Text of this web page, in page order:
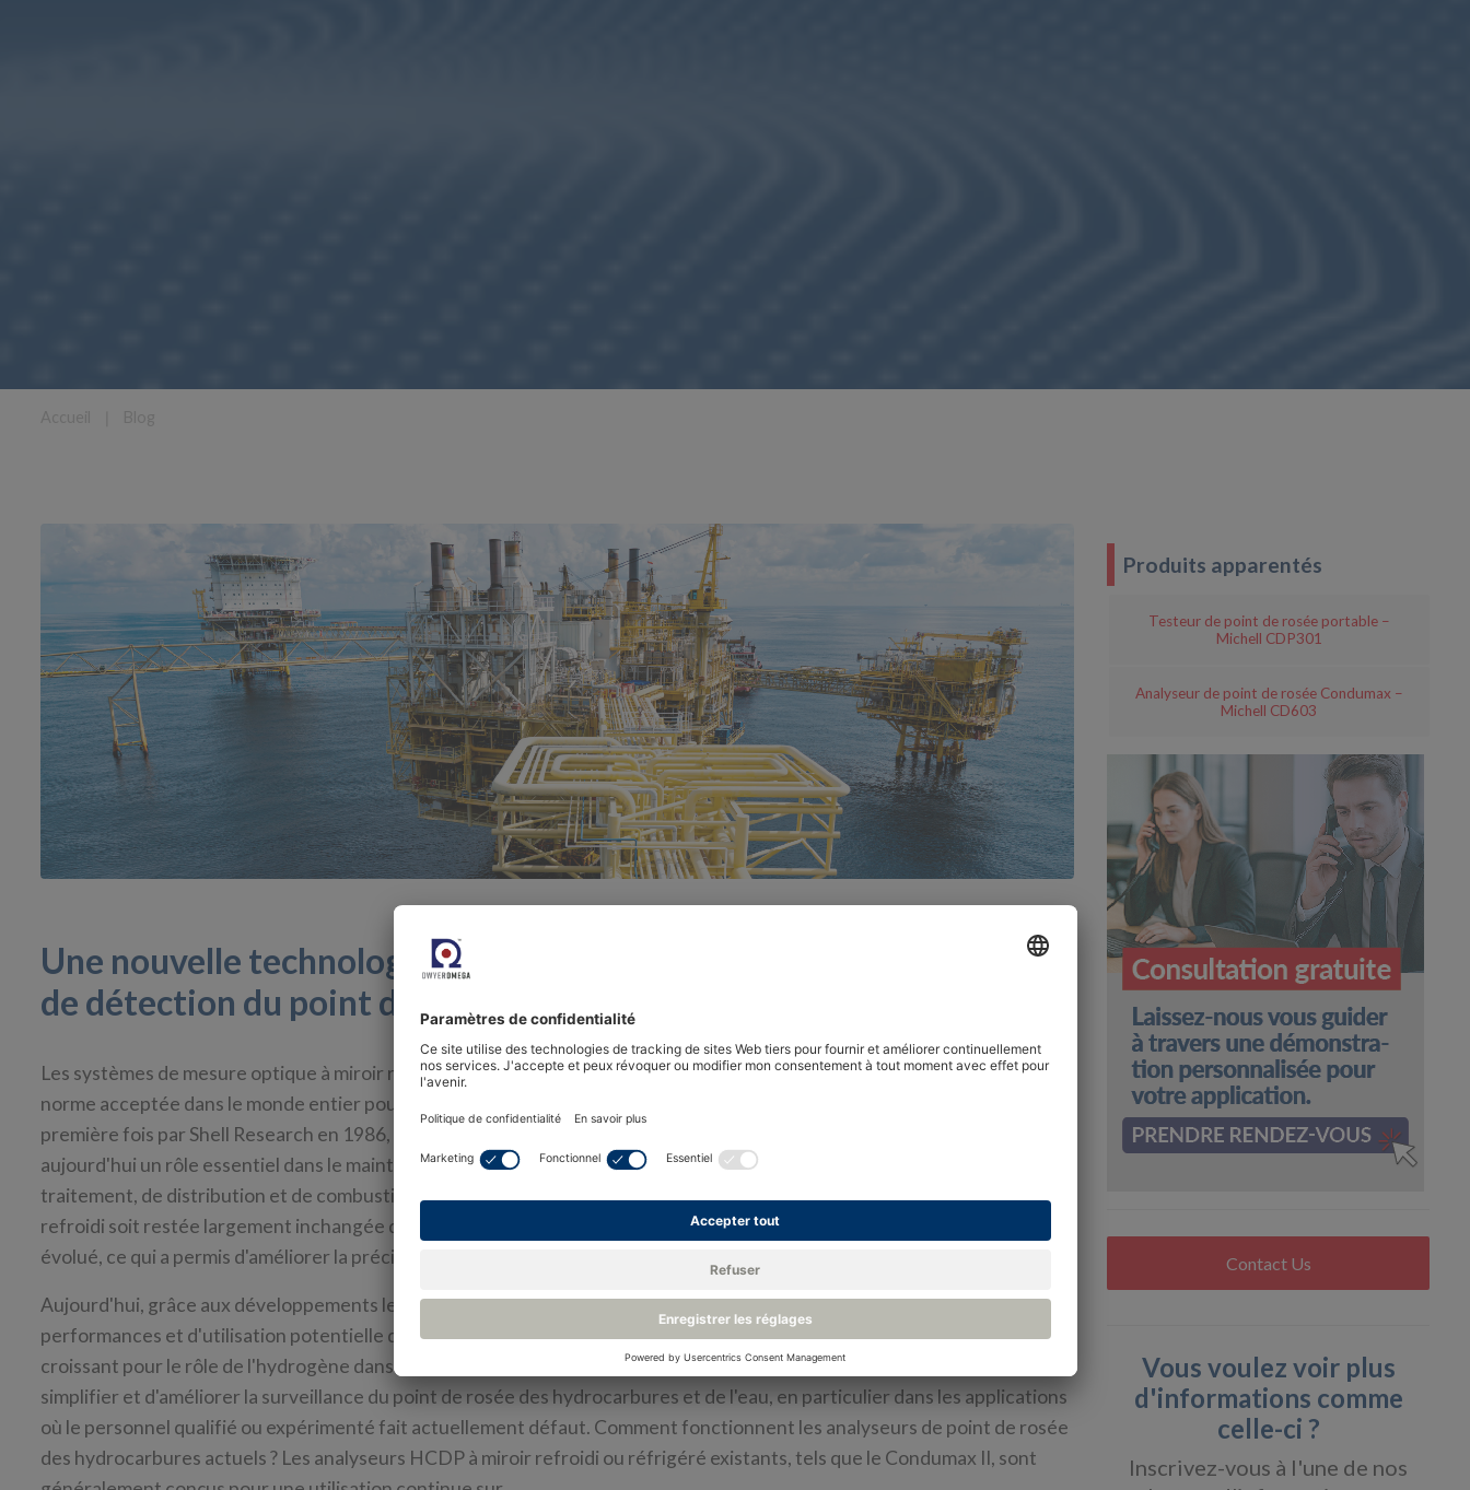
Une nouvelle technologie de capteurs améliore les performances
de détection du point de rosée des hydrocarbures
Les systèmes de mesure optique à miroir refroidi utilisant le principe de détection des taches sombres sont devenus la
norme acceptée dans le monde entier pour mesurer le point de rosée des hydrocarbures (HCDP). Développée pour la
première fois par Shell Research en 1986, puis introduite dans notre gamme d'analyseurs Condumax, cette technique joue
aujourd'hui un rôle essentiel dans le maintien de la qualité, de la sécurité et de l'efficacité des systèmes de production, de
traitement, de distribution et de combustion du gaz naturel. Bien que la conception de base des instruments à miroir
refroidi soit restée largement inchangée depuis la fin des années 1980, les technologies de détection et de capteurs ont
évolué, ce qui a permis d'améliorer la précision, la fiabilité et la répétabilité.
Aujourd'hui, grâce aux développements les plus récents, nous sommes sur le point de faire un bond en avant en termes de
performances et d'utilisation potentielle d'une nouvelle génération d'analyseurs HCDP. Cela coïncide avec l'intérêt
croissant pour le rôle de l'hydrogène dans le mouvement mondial vers le zéro émission nette. En outre, il est possible de
simplifier et d'améliorer la surveillance du point de rosée des hydrocarbures et de l'eau, en particulier dans les applications
où le personnel qualifié ou expérimenté fait actuellement défaut. Comment fonctionnent les analyseurs de point de rosée
des hydrocarbures actuels ? Les analyseurs HCDP à miroir refroidi ou réfrigéré existants, tels que le Condumax II, sont
Produits apparentés
Testeur de point de rosée portable –
Michell CDP301
Analyseur de point de rosée Condumax –
Michell CD603
Contact Us
Vous voulez voir plus
d'informations comme
celle-ci ?
Inscrivez-vous à l'une de nos